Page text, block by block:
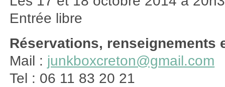
Entrée libre
Réservations, renseignements
Mail : junkboxcreton@gmail.com
Tel : 06 11 83 20 21